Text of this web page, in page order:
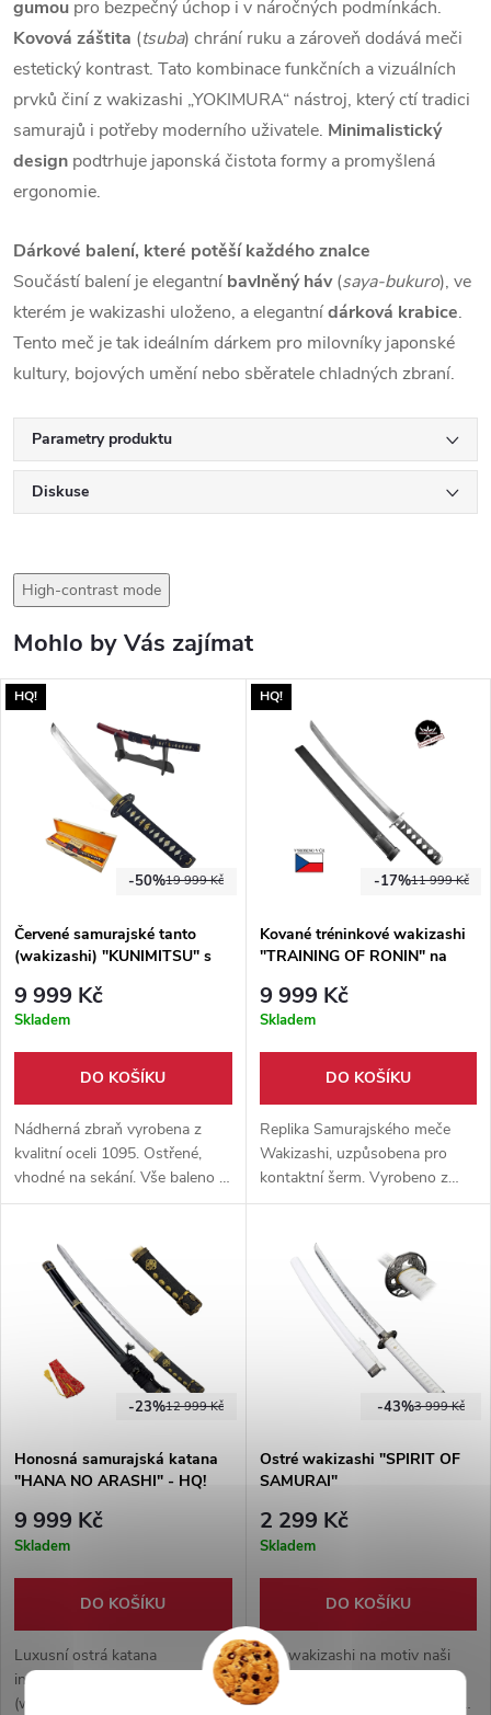
gumou pro bezpečný úchop i v náročných podmínkách.
Kovová záštita (tsuba) chrání ruku a zároveň dodává meči
estetický kontrast. Tato kombinace funkčních a vizuálních
prvků činí z wakizashi „YOKIMURA“ nástroj, který ctí tradici
samurajů i potřeby moderního uživatele. Minimalistický
design podtrhuje japonská čistota formy a promyšlená
ergonomie.
Dárkové balení, které potěší každého znalce
Součástí balení je elegantní bavlněný háv(saya-bukuro), ve
kterém je wakizashi uloženo, a elegantnídárková krabice.
Tento meč je tak ideálním dárkem pro milovníky japonské
kultury, bojových umění nebo sběratele chladných zbraní.
Parametry produktu
Diskuse
High-contrast mode
Mohlo by Vás zajímat
HQ!
19 999 Kč
-50%
Červené samurajské tanto
(wakizashi) "KUNIMITSU" s
9 999 Kč
Skladem
DO KOŠÍKU
Nádherná zbraň vyrobena z
kvalitní oceli 1095. Ostřené,
vhodné na sekání. Vše baleno v
dřevěném boxu. Součástí balení
údržbu.
HQ!
11 999 Kč
-17%
Kované tréninkové wakizashi
"TRAINING OF RONIN" na
9 999 Kč
Skladem
DO KOŠÍKU
Replika Samurajského meče
Wakizashi, uzpůsobena pro
kontaktní šerm. Vyrobeno z
kvalitní oceli 14260 v české
12 999 Kč
-23%
Honosná samurajská katana
"HANA NO ARASHI" - HQ!
9 999 Kč
Skladem
DO KOŠÍKU
Luxusní ostrá katana
inspirovaná wakizaši
(wakizashi) s čepelí z
3 999 Kč
-43%
Ostré wakizashi "SPIRIT OF
SAMURAI"
2 299 Kč
Skladem
DO KOŠÍKU
Bílé wakizashi na motiv naši
nejprodávanější bílé katany
Spirit of Samurai. Ostrá čepel